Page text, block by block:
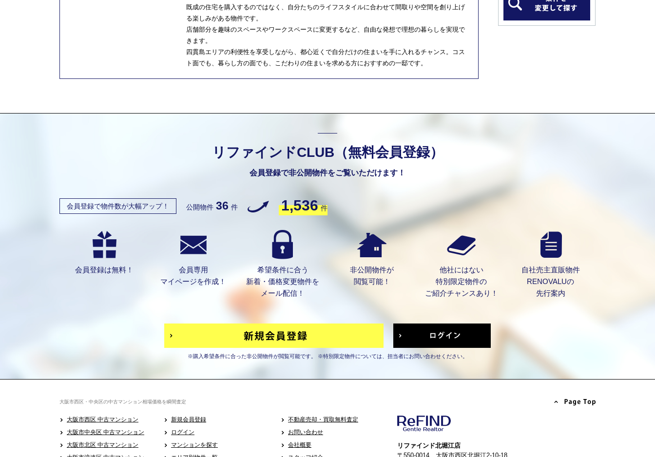
既成の住宅を購入するのではなく、自分たちのライフスタイルに合わせて間取りや空間を創り上げ
る楽しみがある物件です。
店舗部分を趣味のスペースやワークスペースに変更するなど、自由な発想で理想の暮らしを実現で
きます。
四貫島エリアの利便性を享受しながら、都心近くで自分だけの住まいを手に入れるチャンス。コス
ト面でも、暮らし方の面でも、こだわりの住まいを求める方におすすめの一邸です。
リファインドCLUB（無料会員登録）
会員登録で非公開物件をご覧いただけます！
会員登録で物件数が大幅アップ！ 公開物件 36 件 1,536 件
会員登録は無料！
会員専用
マイページを作成！
希望条件に合う
新着・価格変更物件を
メール配信！
非公開物件が
閲覧可能！
他社にはない
特別限定物件の
ご紹介チャンスあり！
自社売主直販物件
RENOVALUの
先行案内
※購入希望条件に合った非公開物件が閲覧可能です。 ※特別限定物件については、担当者にお問い合わせください。
大阪市西区・中央区の中古マンション相場価格を瞬間査定
大阪市西区 中古マンション
大阪市中央区 中古マンション
大阪市北区 中古マンション
新規会員登録
ログイン
マンションを探す
不動産売却・買取無料査定
お問い合わせ
会社概要
リファインド北堀江店
〒550-0014 大阪市西区北堀江2-10-18